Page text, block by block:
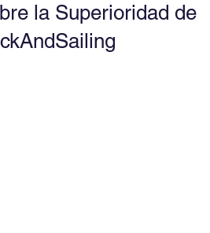
la Superioridad de